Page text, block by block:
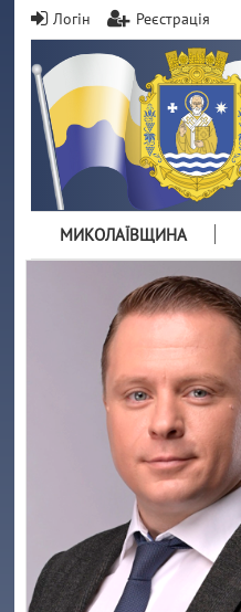
Логін Реєстрація
МИКОЛАЇВЩИНА